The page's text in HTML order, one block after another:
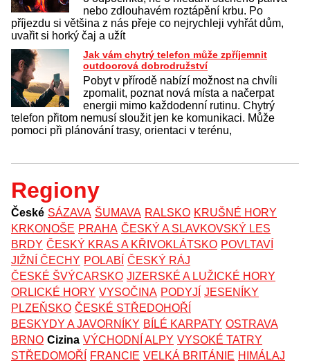
nebo zdlouhavém roztápění krbu. Po
příjezdu si většina z nás přeje co nejrychleji vyhřát dům,
uvařit si horký čaj a užít
Jak vám chytrý telefon může zpříjemnit
outdoorová dobrodružství
Pobyt v přírodě nabízí možnost na chvíli
zpomalit, poznat nová místa a načerpat
energii mimo každodenní rutinu. Chytrý
telefon přitom nemusí sloužit jen ke komunikaci. Může
pomoci při plánování trasy, orientaci v terénu,
Regiony
České SÁZAVA ŠUMAVA RALSKO KRUŠNÉ HORY
KRKONOŠE PRAHA ČESKÝ A SLAVKOVSKÝ LES
BRDY ČESKÝ KRAS A KŘIVOKLÁTSKO POVLTAVÍ
JIŽNÍ ČECHY POLABÍ ČESKÝ RÁJ
ČESKÉ ŠVÝCARSKO JIZERSKÉ A LUŽICKÉ HORY
ORLICKÉ HORY VYSOČINA PODYJÍ JESENÍKY
PLZEŇSKO ČESKÉ STŘEDOHOŘÍ
BESKYDY A JAVORNÍKY BÍLÉ KARPATY OSTRAVA
BRNO Cizina VÝCHODNÍ ALPY VYSOKÉ TATRY
STŘEDOMOŘÍ
FRANCIE VELKÁ BRITÁNIE HIMÁLAJ